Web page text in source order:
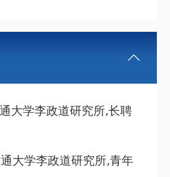
大学李政道研究所,长聘
大学李政道研究所,青年